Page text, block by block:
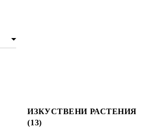
ИЗКУСТВЕНИ РАСТЕНИЯ
(13)